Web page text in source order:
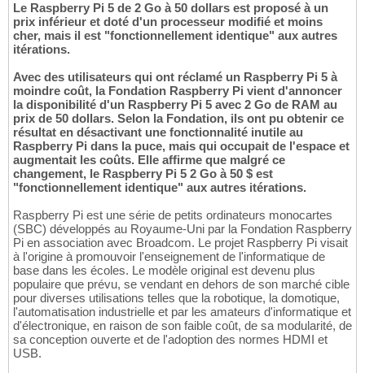
Le Raspberry Pi 5 de 2 Go à 50 dollars est proposé à un
prix inférieur et doté d'un processeur modifié et moins
cher, mais il est "fonctionnellement identique" aux autres
itérations.
Avec des utilisateurs qui ont réclamé un Raspberry Pi 5 à
moindre coût, la Fondation Raspberry Pi vient d'annoncer
la disponibilité d'un Raspberry Pi 5 avec 2 Go de RAM au
prix de 50 dollars. Selon la Fondation, ils ont pu obtenir ce
résultat en désactivant une fonctionnalité inutile au
Raspberry Pi dans la puce, mais qui occupait de l'espace et
augmentait les coûts. Elle affirme que malgré ce
changement, le Raspberry Pi 5 2 Go à 50 $ est
"fonctionnellement identique" aux autres itérations.
Raspberry Pi est une série de petits ordinateurs monocartes
(SBC) développés au Royaume-Uni par la Fondation Raspberry
Pi en association avec Broadcom. Le projet Raspberry Pi visait
à l'origine à promouvoir l'enseignement de l'informatique de
base dans les écoles. Le modèle original est devenu plus
populaire que prévu, se vendant en dehors de son marché cible
pour diverses utilisations telles que la robotique, la domotique,
l'automatisation industrielle et par les amateurs d'informatique et
d'électronique, en raison de son faible coût, de sa modularité, de
sa conception ouverte et de l'adoption des normes HDMI et
USB.